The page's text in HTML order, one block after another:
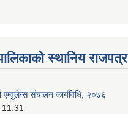
स्थानिय राजपत्र
एम्वुलेन्स संचालन कार्यविधि, २०७६